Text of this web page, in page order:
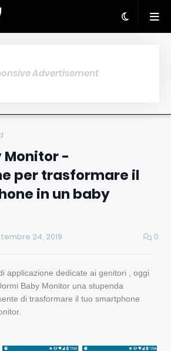
Advertisement
Monitor -
per trasformare il
in un baby
24, 2019 0
applicazione dedicate ai genitori , oggi
Baby Monitor una stupenda
di trasformare il tuo smartphone